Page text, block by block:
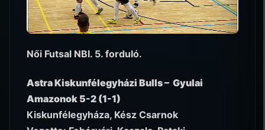
Női Futsal NBI. 5. forduló.
Astra Kiskunfélegyházi Bulls – Gyulai
Amazonok 5-2 (1-1)
Kiskunfélegyháza, Kész Csarnok